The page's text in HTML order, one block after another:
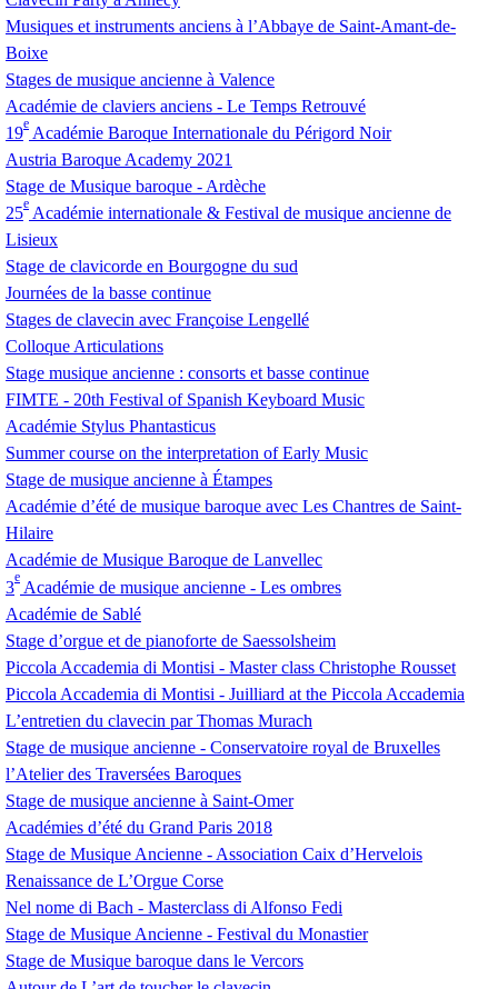
Musiques et instruments anciens à l’Abbaye de Saint-Amant-de-
Boixe
Stages de musique ancienne à Valence
Académie de claviers anciens - Le Temps Retrouvé
19
e
Académie Baroque Internationale du Périgord Noir
Austria Baroque Academy 2021
Stage de Musique baroque - Ardèche
25
e
Académie internationale & Festival de musique ancienne de
Lisieux
Stage de clavicorde en Bourgogne du sud
Journées de la basse continue
Stages de clavecin avec Françoise Lengellé
Colloque Articulations
Stage musique ancienne : consorts et basse continue
FIMTE - 20th Festival of Spanish Keyboard Music
Académie Stylus Phantasticus
Summer course on the interpretation of Early Music
Stage de musique ancienne à Étampes
Académie d’été de musique baroque avec Les Chantres de Saint-
Hilaire
Académie de Musique Baroque de Lanvellec
3
e
Académie de musique ancienne - Les ombres
Académie de Sablé
Stage d’orgue et de pianoforte de Saessolsheim
Piccola Accademia di Montisi - Master class Christophe Rousset
Piccola Accademia di Montisi - Juilliard at the Piccola Accademia
L’entretien du clavecin par Thomas Murach
Stage de musique ancienne - Conservatoire royal de Bruxelles
l’Atelier des Traversées Baroques
Stage de musique ancienne à Saint-Omer
Académies d’été du Grand Paris 2018
Stage de Musique Ancienne - Association Caix d’Hervelois
Renaissance de L’Orgue Corse
Nel nome di Bach - Masterclass di Alfonso Fedi
Stage de Musique Ancienne - Festival du Monastier
Stage de Musique baroque dans le Vercors